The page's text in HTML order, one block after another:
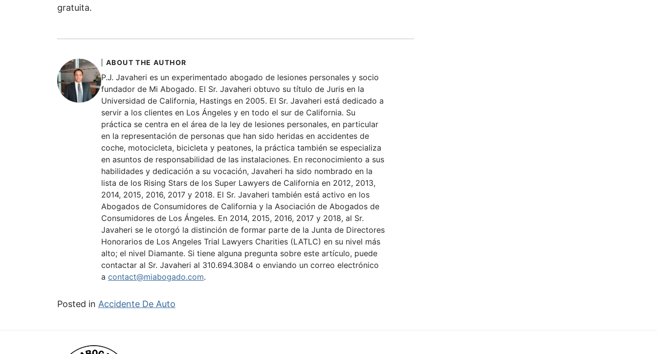
gratuita.
ABOUT THE AUTHOR
P.J. Javaheri es un experimentado abogado de lesiones personales y socio
fundador de Mi Abogado. El Sr. Javaheri obtuvo su título de Juris en la
Universidad de California, Hastings en 2005. El Sr. Javaheri está dedicado a
servir a los clientes en Los Ángeles y en todo el sur de California. Su
práctica se centra en el área de la ley de lesiones personales, en particular
en la representación de personas que han sido heridas en accidentes de
coche, motocicleta, bicicleta y peatones, la práctica también se especializa
en asuntos de responsabilidad de las instalaciones. En reconocimiento a sus
habilidades y dedicación a su vocación, Javaheri ha sido nombrado en la
lista de los Rising Stars de los Super Lawyers de California en 2012, 2013,
2014, 2015, 2016, 2017 y 2018. El Sr. Javaheri también está activo en los
Abogados de Consumidores de California y la Asociación de Abogados de
Consumidores de Los Ángeles. En 2014, 2015, 2016, 2017 y 2018, al Sr.
Javaheri se le otorgó la distinción de formar parte de la Junta de Directores
Honorarios de Los Angeles Trial Lawyers Charities (LATLC) en su nivel más
alto; el nivel Diamante. Si tiene alguna pregunta sobre este artículo, puede
contactar al Sr. Javaheri al 310.694.3084 o enviando un correo electrónico
a contact@miabogado.com.
Posted in Accidente De Auto